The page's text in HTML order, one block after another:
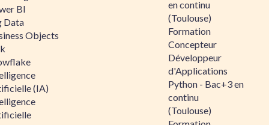
BI
Data
Objects
(IA)
en continu
(Toulouse)
Formation
Concepteur
Développeur
d'Applications
Python - Bac+3 en
continu
(Toulouse)